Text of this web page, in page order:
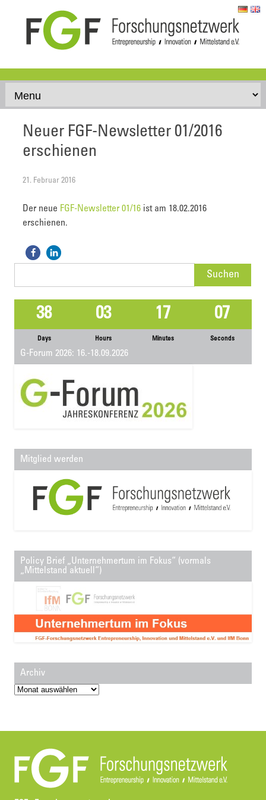
Skip to content
Neuer FGF-Newsletter 01/2016
erschienen
21. Februar 2016
Der neue FGF-Newsletter 01/16 ist am 18.02.2016
erschienen.
38
Days
03
Hours
17
Minutes
07
Seconds
G-Forum 2026: 16.-18.09.2026
Mitglied werden
Policy Brief „Unternehmertum im Fokus“ (vormals
„Mittelstand aktuell“)
Archiv
Archiv